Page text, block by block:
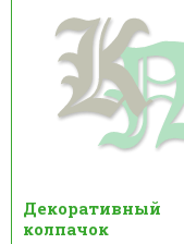
Декоративный
колпачок